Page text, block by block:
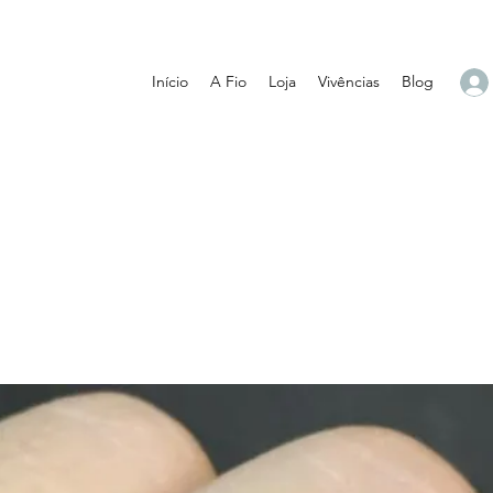
Início A Fio Loja Vivências Blog